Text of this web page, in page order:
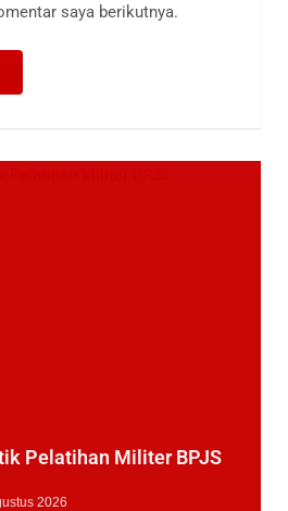
saya berikutnya.
Pelatihan Militer BPJS
2026